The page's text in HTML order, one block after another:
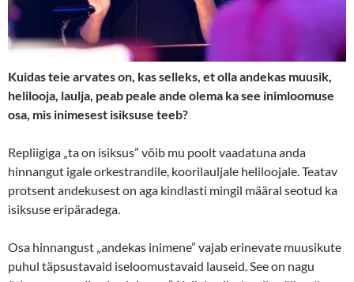
Kuidas teie arvates on, kas selleks, et olla andekas muusik,
helilooja, laulja, peab peale ande olema ka see inimloomuse
osa, mis inimesest isiksuse teeb?
Repliigiga „ta on isiksus” võib mu poolt vaadatuna anda
hinnangut igale orkestrandile, koorilauljale heliloojale. Teatav
protsent andekusest on aga kindlasti mingil määral seotud ka
isiksuse eripäradega.
Osa hinnangust „andekas inimene” vajab erinevate muusikute
puhul täpsustavaid iseloomustavaid lauseid. See on nagu